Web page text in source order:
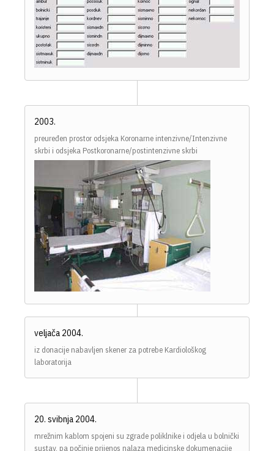
2003.
preuređen prostor odsjeka Koronarne intenzivne/Intenzivne
skrbi i odsjeka Postkoronarne/postintenzivne skrbi
veljača 2004.
iz donacije nabavljen skener za potrebe Kardiološkog
laboratorija
20. svibnja 2004.
mrežnim kablom spojeni su zgrade poliklnike i odjela u bolnički
sustav, pa počinje prijenos nalaza medicinske dokumenacije